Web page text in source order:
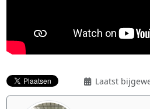
Laatst